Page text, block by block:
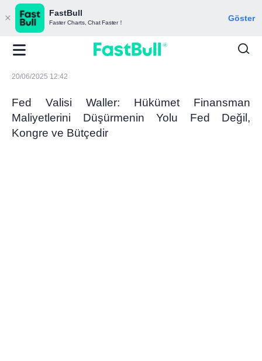
FastBull
Faster Charts, Chat Faster！ Göster
20/06/2025 12:42
Fed Valisi Waller: Hükümet Finansman
Maliyetlerini Düşürmenin Yolu Fed Değil,
Kongre ve Bütçedir